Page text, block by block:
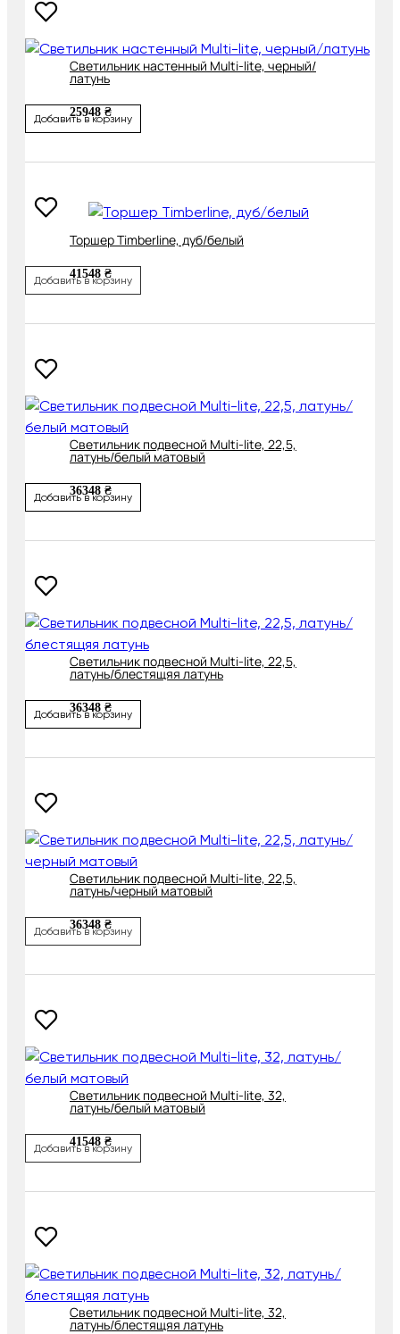
Светильник настенный Multi-lite, черный/
латунь
25948 ₴
Добавить в корзину
Торшер Timberline, дуб/белый
41548 ₴
Добавить в корзину
Светильник подвесной Multi-lite, 22,5,
латунь/белый матовый
36348 ₴
Добавить в корзину
Светильник подвесной Multi-lite, 22,5,
латунь/блестящяя латунь
36348 ₴
Добавить в корзину
Светильник подвесной Multi-lite, 22,5,
латунь/черный матовый
36348 ₴
Добавить в корзину
Светильник подвесной Multi-lite, 32,
латунь/белый матовый
41548 ₴
Добавить в корзину
Светильник подвесной Multi-lite, 32,
латунь/блестящяя латунь